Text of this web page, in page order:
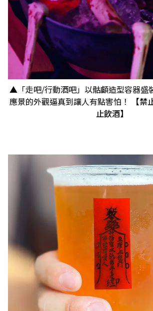
▲「走吧/行動酒吧」以骷顱造型容器盛
應景的外觀逼真到讓人有點害怕！
【
止飲酒】